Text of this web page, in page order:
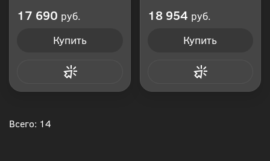
17 690 руб.
Купить
18 954 руб.
Купить
Всего: 14